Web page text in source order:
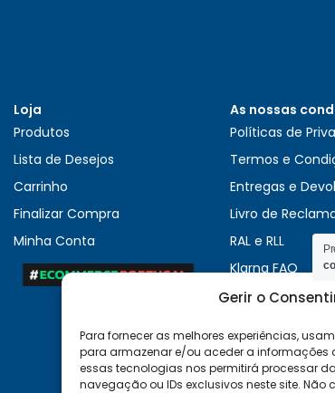
Gerir o
Para fornecer as melhores experiências,
para armazenar e/ou aceder a informações
essas tecnologias nos permitirá processar
navegação ou IDs exclusivos neste site. Não
Loja
Produtos
Lista de Desejos
Carrinho
Finalizar Compra
Minha Conta
As nossas
Políticas de
Termos e
Entregas e
Livro de
RAL e RLL
Klarna FAQ
Sequra